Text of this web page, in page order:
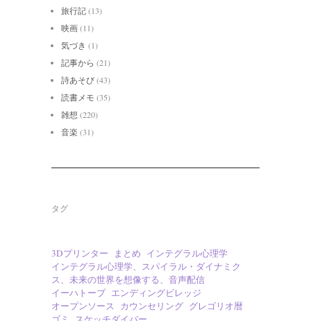
旅行記(13)
映画(11)
気づき (1)
記事から (21)
詩あそび(43)
読書メモ (35)
雑想 (220)
音楽 (31)
タグ
3Dプリンター まとめ インテグラル心理学
インテグラル心理学、スパイラル・ダイナミク
ス、未来の世界を想像する、音声配信
イーハトーブ エンディングビレッジ
オープンソース
カウンセリング グレゴリオ暦